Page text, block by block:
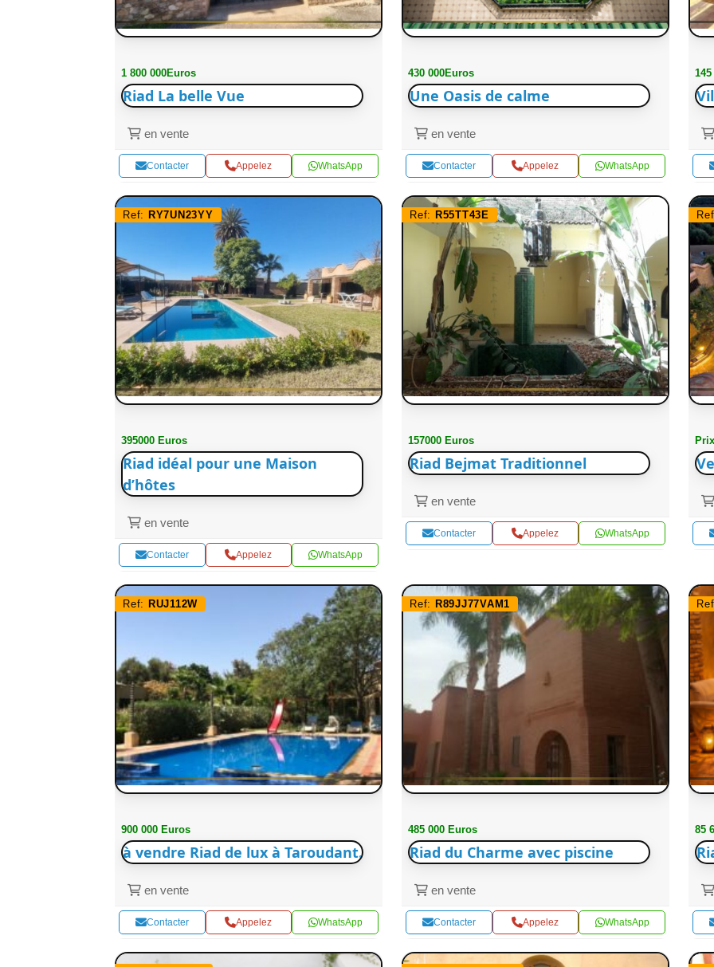
1 800 000Euros
Riad La belle Vue
en vente
Contacter Appelez WhatsApp
430 000Euros
Une Oasis de calme
en vente
Contacter Appelez WhatsApp
Ref: RY7UN23YY
395000 Euros
Riad idéal pour une Maison
d’hôtes
en vente
Contacter Appelez WhatsApp
Ref: R55TT43E
157000 Euros
Riad Bejmat Traditionnel
en vente
Contacter Appelez WhatsApp
Ref: RUJ112W
900 000 Euros
à vendre Riad de lux à Taroudant.
en vente
Contacter Appelez WhatsApp
Ref: R89JJ77VAM1
485 000 Euros
Riad du Charme avec piscine
en vente
Contacter Appelez WhatsApp
85